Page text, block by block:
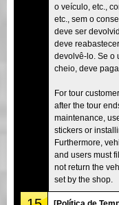
o veículo, etc.,
etc., sem o
deve ser
deve
devolvê-lo. Se o
cheio, deve
For tour
after the tour
maintenance,
stickers or
Furthermore,
and users must
not return the
set by the shop.